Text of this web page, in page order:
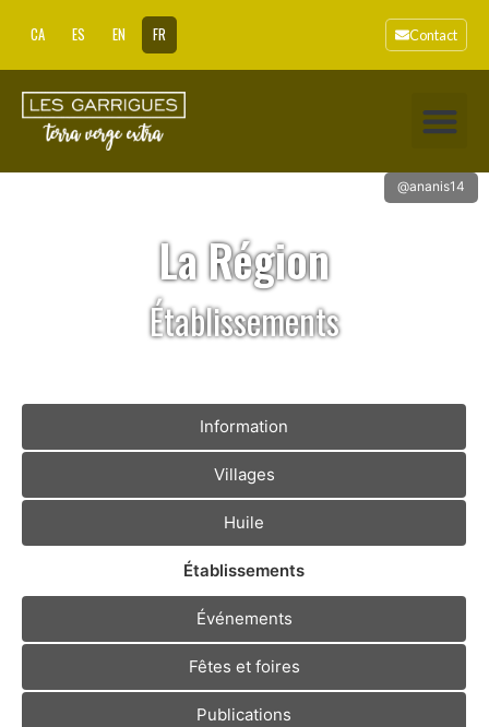
CA ES EN FR Contact
@ananis14
La Région
Établissements
Information
Villages
Huile
Établissements
Événements
Fêtes et foires
Publications